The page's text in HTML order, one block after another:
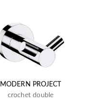
MODERN PROJECT
crochet double